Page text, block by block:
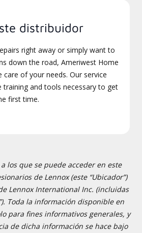
distribuidor
right away or simply want to
down the road, Ameriwest Home
care of your needs. Our service
training and tools necessary to get
first time.
los que se puede acceder en este
de Lennox (este “Ubicador”)
Lennox International Inc. (incluidas
Toda la información disponible en
para fines informativos generales, y
de dicha información se hace bajo